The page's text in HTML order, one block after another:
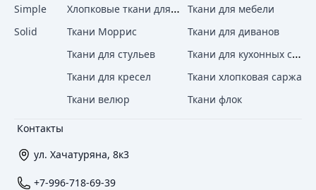
Контакты
ул. Хачатуряна, 8к3
+7-996-718-69-39
Simple
Solid
Хлопковые ткани для штор
Ткани для мебели
Ткани Моррис
Ткани для диванов
Ткани для стульев
Ткани для кухонных стульев
Ткани для кресел
Ткани хлопковая саржа
Ткани велюр
Ткани флок